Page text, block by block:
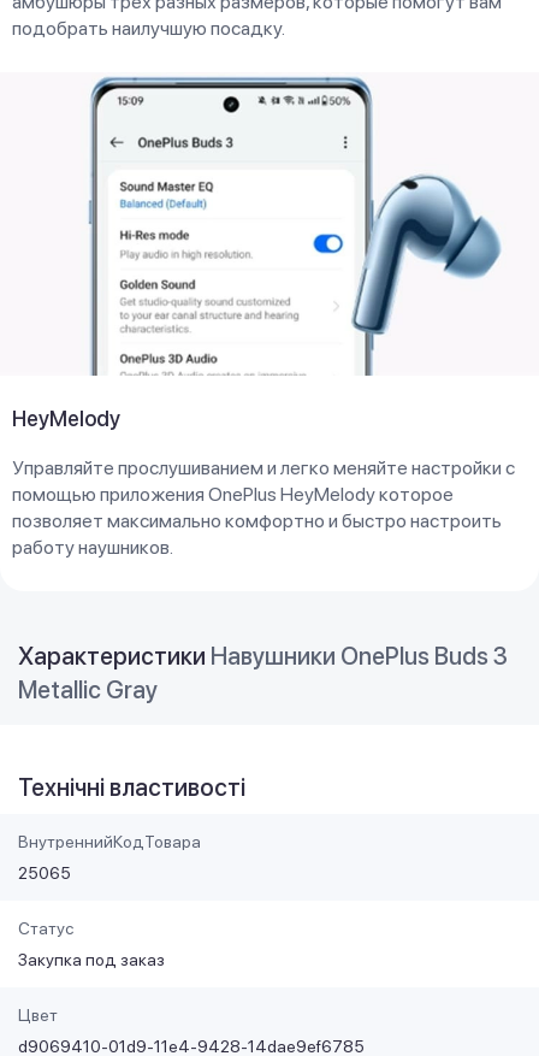
подобрать наилучшую посадку.
HeyMelody
Управляйте прослушиванием и легко меняйте настройки с
помощью приложения OnePlus HeyMelody которое
позволяет максимально комфортно и быстро настроить
работу наушников.
Характеристики Навушники OnePlus Buds 3
Metallic Gray
Технічні властивості
ВнутреннийКодТовара
25065
Статус
Закупка под заказ
Цвет
d9069410-01d9-11e4-9428-14dae9ef6785